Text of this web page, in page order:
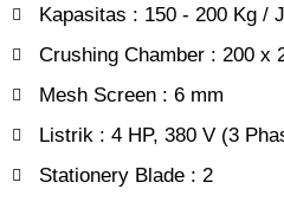
Kapasitas : 150 - 200 Kg /
Crushing Chamber : 200 x
Mesh Screen : 6 mm
Listrik : 4 HP, 380 V (3
Stationery Blade : 2